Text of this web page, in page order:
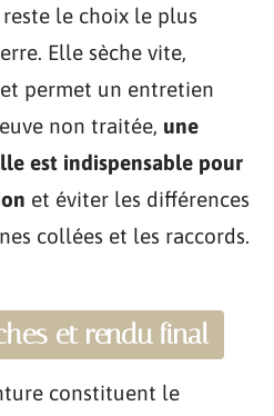
le choix le plus
Elle sèche vite,
et permet un entretien
non traitée, une
est indispensable pour
et éviter les différences
collées et les raccords.
et rendu final
constituent le